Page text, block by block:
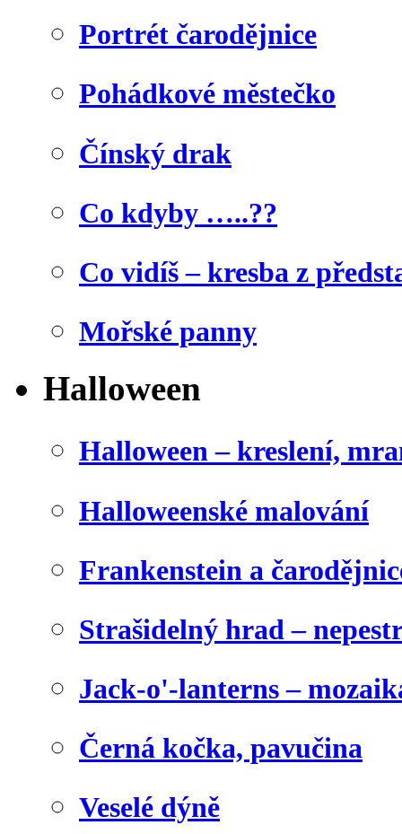
Portrét čarodějnice
Pohádkové městečko
Čínský drak
Co kdyby …..??
Co vidíš – kresba z
Mořské panny
Halloween
Halloween – kreslení,
Halloweenské malování
Frankenstein a
Strašidelný hrad –
Jack-o'-lanterns –
Černá kočka, pavučina
Veselé dýně